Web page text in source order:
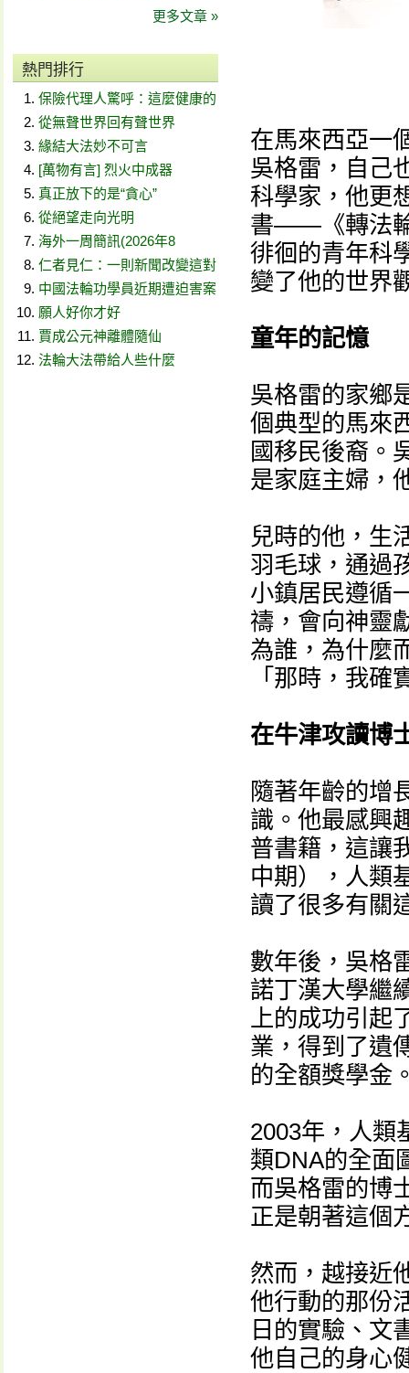
更多文章 »
熱門排行
保險代理人驚呼：這麼健康的
從無聲世界回有聲世界
緣結大法妙不可言
[萬物有言] 烈火中成器
真正放下的是“貪心”
從絕望走向光明
海外一周簡訊(2026年8
仁者見仁：一則新聞改變這對
中國法輪功學員近期遭迫害案
願人好你才好
賈成公元神離體隨仙
法輪大法帶給人些什麼
在馬來西亞一
吳格雷，自己
科學家，他更
書——《轉法
徘徊的青年科
變了他的世界
童年的記憶
吳格雷的家鄉
個典型的馬來
國移民後裔。
是家庭主婦，
兒時的他，生
羽毛球，通過
小鎮居民遵循
禱，會向神靈
為誰，為什麼
「那時，我
在牛津攻讀博
隨著年齡的增
識。他最感興
普書籍，這讓
中期），人類
讀了很多有關
數年後，吳格
諾丁漢大學繼
上的成功引起
業，得到了遺
的全額獎學金
2003年，人類
類DNA的全面
而吳格雷的博
正是朝著這個
然而，越接近
他行動的那份
日的實驗、文
他自己的身心